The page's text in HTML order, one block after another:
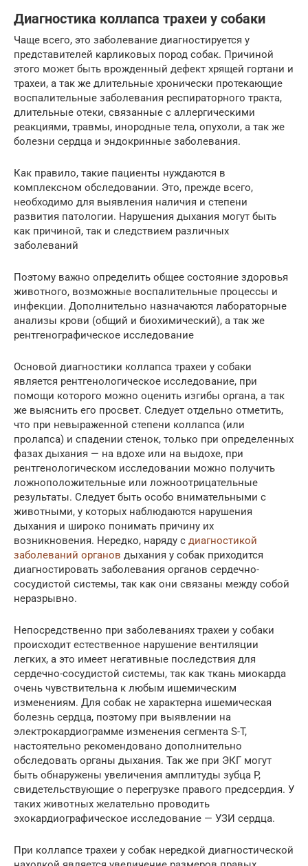
Диагностика коллапса трахеи у собаки
Чаще всего, это заболевание диагностируется у
представителей карликовых пород собак. Причиной
этого может быть врожденный дефект хрящей гортани и
трахеи, а так же длительные хронически протекающие
воспалительные заболевания респираторного тракта,
длительные отеки, связанные с аллергическими
реакциями, травмы, инородные тела, опухоли, а так же
болезни сердца и эндокринные заболевания.
Как правило, такие пациенты нуждаются в
комплексном обследовании. Это, прежде всего,
необходимо для выявления наличия и степени
развития патологии. Нарушения дыхания могут быть
как причиной, так и следствием различных
заболеваний
Поэтому важно определить общее состояние здоровья
животного, возможные воспалительные процессы и
инфекции. Дополнительно назначаются лабораторные
анализы крови (общий и биохимический), а так же
рентгенографическое исследование
Основой диагностики коллапса трахеи у собаки
является рентгенологическое исследование, при
помощи которого можно оценить изгибы органа, а так
же выяснить его просвет. Следует отдельно отметить,
что при невыраженной степени коллапса (или
пролапса) и спадении стенок, только при определенных
фазах дыхания — на вдохе или на выдохе, при
рентгенологическом исследовании можно получить
ложноположительные или ложноотрицательные
результаты. Следует быть особо внимательными с
животными, у которых наблюдаются нарушения
дыхания и широко понимать причину их
возникновения. Нередко, наряду с диагностикой
заболеваний органов дыхания у собак приходится
диагностировать заболевания органов сердечно-
сосудистой системы, так как они связаны между собой
неразрывно.
Непосредственно при заболеваниях трахеи у собаки
происходит естественное нарушение вентиляции
легких, а это имеет негативные последствия для
сердечно-сосудистой системы, так как ткань миокарда
очень чувствительна к любым ишемическим
изменениям. Для собак не характерна ишемическая
болезнь сердца, поэтому при выявлении на
электрокардиограмме изменения сегмента S-T,
настоятельно рекомендовано дополнительно
обследовать органы дыхания. Так же при ЭКГ могут
быть обнаружены увеличения амплитуды зубца P,
свидетельствующие о перегрузке правого предсердия. У
таких животных желательно проводить
эхокардиографическое исследование — УЗИ сердца.
При коллапсе трахеи у собак нередкой диагностической